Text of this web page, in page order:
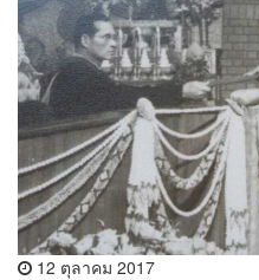
12 ตุลาคม 2017